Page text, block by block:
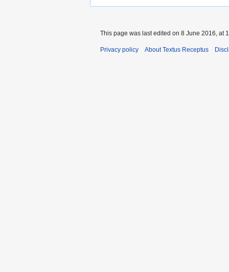
This page was last edited on 8 June 2016, at
Privacy policy About Textus Receptus